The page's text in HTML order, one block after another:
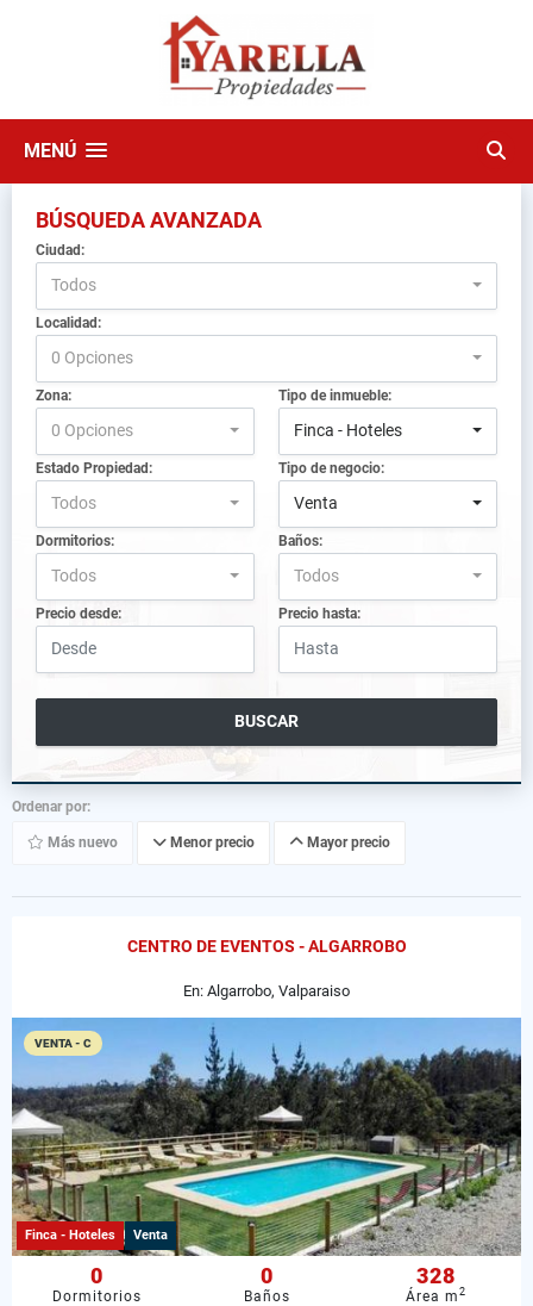
MENÚ
BÚSQUEDA AVANZADA
Ciudad:
Todos
Localidad:
0 Opciones
Zona:
0 Opciones
Tipo de inmueble:
Finca - Hoteles
Estado Propiedad:
Todos
Tipo de negocio:
Venta
Dormitorios:
Todos
Baños:
Todos
Precio desde: Precio hasta:
BUSCAR
Ordenar por:
Más nuevo Menor precio Mayor precio
CENTRO DE EVENTOS - ALGARROBO
En: Algarrobo, Valparaiso
VENTA - C
Finca - Hoteles Venta
0
Dormitorios
0
Baños
328
Área m2